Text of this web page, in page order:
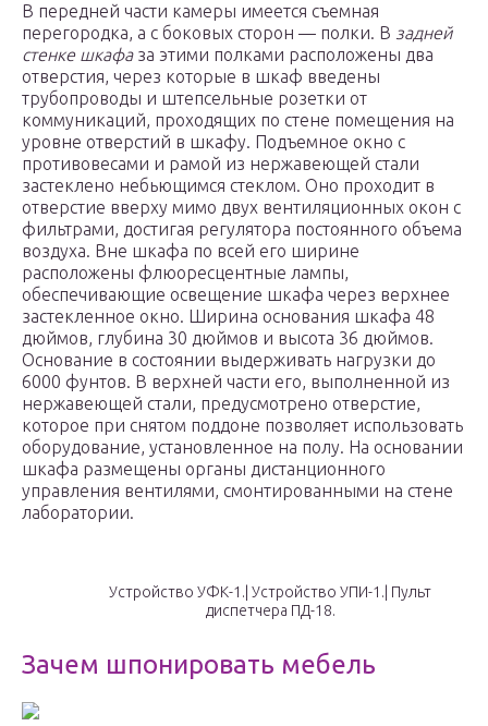
В передней части камеры имеется съемная
перегородка, а с боковых сторон — полки. В задней
стенке шкафаза этими полками расположены два
отверстия, через которые в шкаф введены
трубопроводы и штепсельные розетки от
коммуникаций, проходящих по стене помещения на
уровне отверстий в шкафу. Подъемное окно с
противовесами и рамой из нержавеющей стали
застеклено небьющимся стеклом. Оно проходит в
отверстие вверху мимо двух вентиляционных окон с
фильтрами, достигая регулятора постоянного объема
воздуха. Вне шкафа по всей его ширине
расположены флюоресцентные лампы,
обеспечивающие освещение шкафа через верхнее
застекленное окно. Ширина основания шкафа 48
дюймов, глубина 30 дюймов и высота 36 дюймов.
Основание в состоянии выдерживать нагрузки до
6000 фунтов. В верхней части его, выполненной из
нержавеющей стали, предусмотрено отверстие,
которое при снятом поддоне позволяет использовать
оборудование, установленное на полу. На основании
шкафа размещены органы дистанционного
управления вентилями, смонтированными на стене
лаборатории.
Устройство УФК-1.| Устройство УПИ-1.| Пульт
диспетчера ПД-18.
Зачем шпонировать мебель